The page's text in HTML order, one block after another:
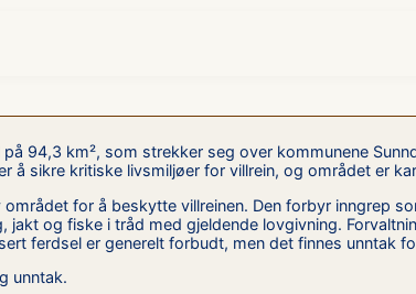
94,3 km², som strekker seg over kommunene
sikre kritiske livsmiljøer for villrein, og området er
for å beskytte villreinen. Den forbyr inngrep
og fiske i tråd med gjeldende lovgivning.
ferdsel er generelt forbudt, men det finnes unntak
unntak.